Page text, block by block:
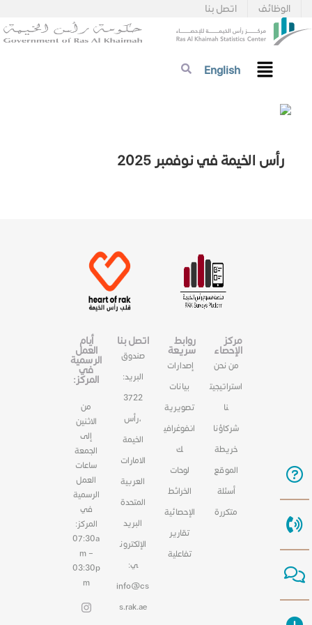
اتصل بنا الوظائف
English
رأس الخيمة في نوفمبر 2025
مركز
الإحصاء
من نحن
استراتيجيت
نا
شركاؤنا
خريطة
الموقع
أسئلة
متكررة
روابط
سريعة
إصدارات
بيانات
تصويرية
انفوغرافي
ك
لوحات
الخرائط
الإحصائية
تقارير
تفاعلية
اتصل بنا
صندوق
البريد:
3722
،رأس
الخيمة
الامارات
العربية
المتحدة
البريد
الإلكترون
ي:
info@cs
s.rak.ae
أيام
العمل
الرسمية
في
المركز:
من
الاثنين
إلى
الجمعة
ساعات
العمل
الرسمية
في
المركز:
07:30a
m –
03:30p
m